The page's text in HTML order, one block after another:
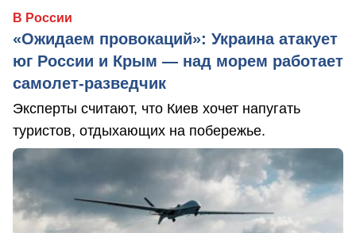
В России
«Ожидаем провокаций»: Украина атакует
юг России и Крым — над морем работает
самолет-разведчик
Эксперты считают, что Киев хочет напугать
туристов, отдыхающих на побережье.